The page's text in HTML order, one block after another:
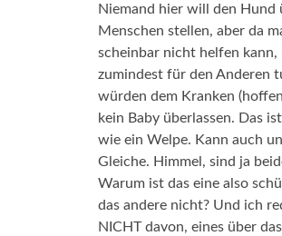
Niemand hier will den Hund
Menschen stellen, aber da
scheinbar nicht helfen kann,
zumindest für den Anderen
würden dem Kranken
kein Baby überlassen. Das
wie ein Welpe. Kann auch
Gleiche. Himmel, sind ja
Warum ist das eine also
das andere nicht? Und ich
NICHT davon, eines über